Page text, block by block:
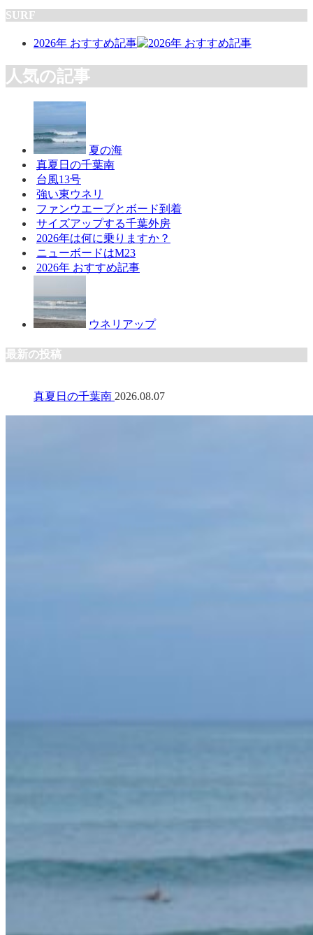
SURF
2026年 おすすめ記事
人気の記事
夏の海
真夏日の千葉南
台風13号
強い東ウネリ
ファンウエーブとボード到着
サイズアップする千葉外房
2026年は何に乗りますか？
ニューボードはM23
2026年 おすすめ記事
ウネリアップ
最新の投稿
真夏日の千葉南 2026.08.07